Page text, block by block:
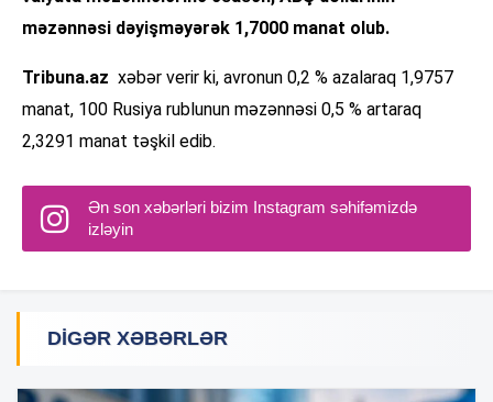
məzənnəsi dəyişməyərək 1,7000 manat olub.
Tribuna.az xəbər verir ki, avronun 0,2 % azalaraq 1,9757
manat, 100 Rusiya rublunun məzənnəsi 0,5 % artaraq
2,3291 manat təşkil edib.
Ən son xəbərləri bizim Instagram səhifəmizdə
izləyin
DIGƏR XƏBƏRLƏR